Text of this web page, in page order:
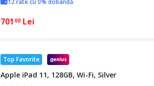
701 00 Lei
Top Favorite
Apple iPad 11, 128GB, Wi-Fi, Silver